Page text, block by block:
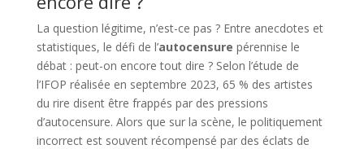
La question légitime, n’est-ce pas ? Entre anecdotes et
statistiques, le défi de l’autocensure pérennise le
débat : peut-on encore tout dire ? Selon l’étude de
l’IFOP réalisée en septembre 2023, 65 % des artistes
du rire disent être frappés par des pressions
d’autocensure. Alors que sur la scène, le politiquement
incorrect est souvent récompensé par des éclats de